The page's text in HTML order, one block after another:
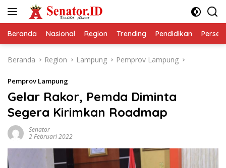
Beranda Nasional Region Trending Pendidikan
Beranda Region Lampung Pemprov Lampung
Pemprov Lampung
Gelar Rakor, Pemda Diminta
Segera Kirimkan Roadmap
Senator
2 Februari 2022